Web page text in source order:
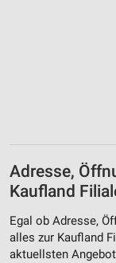
Adresse,
Kaufland
Egal ob Adresse,
alles zur Kaufland
aktuellsten